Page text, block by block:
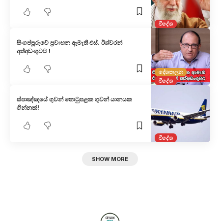
විදේශ
දේශපාලන
විදේශ
සිංගප්පූරුවේ ප්‍රවාහන ඇමැති එස්. ඊශ්වරන්
අත්අඩංගුවට !
විදේශ
ස්පාඤ්ඤයේ ගුවන් තොටුපළක ගුවන් යානයක
ගින්නක්!
SHOW MORE